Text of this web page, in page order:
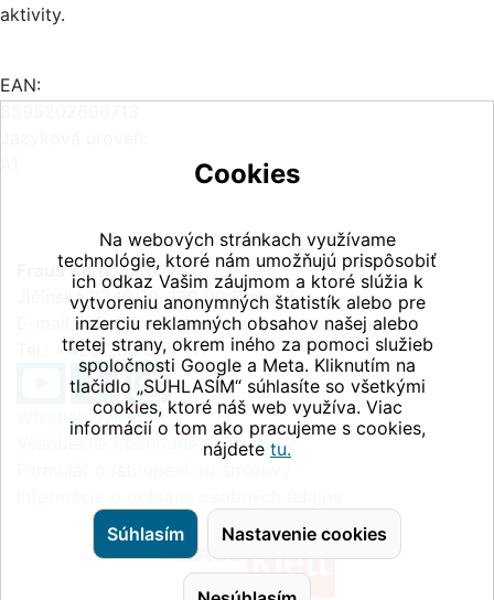
aktivity.
EAN:
Fraus Klett, s.r.o.
Jičínská 2348/10, 130 00 Praha 3
E-mail:info@fraus-klett.cz
Tel.: +420 233 084 111
Whistleblowing
Všeobecné obchodné podmienky
Cookies
Na webových stránkach využívame
technológie, ktoré nám umožňujú prispôsobiť
ich odkaz Vašim záujmom a ktoré slúžia k
vytvoreniu anonymných štatistík alebo pre
inzerciu reklamných obsahov našej alebo
tretej strany, okrem iného za pomoci služieb
spoločnosti Google a Meta. Kliknutím na
tlačidlo „SÚHLASÍM“ súhlasíte so všetkými
cookies, ktoré náš web využíva. Viac
informácií o tom ako pracujeme s cookies,
nájdete tu.
Súhlasím Nastavenie cookies